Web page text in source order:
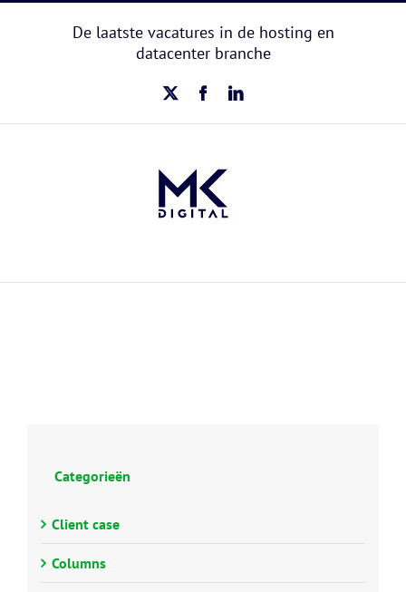
De laatste vacatures in de hosting en
datacenter branche
X FacebookLinkedIn
Categorieën
Client case
Columns